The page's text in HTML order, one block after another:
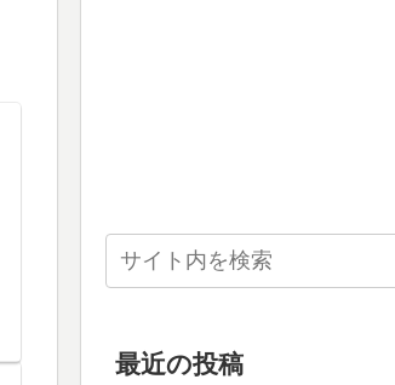
最近の投稿